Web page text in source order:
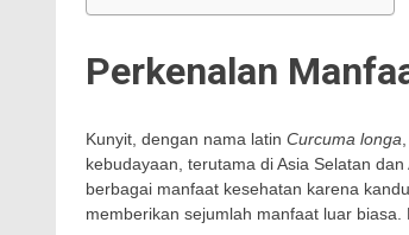
Perkenalan
Kunyit, dengan nama latin Curcuma longa
kebudayaan, terutama di Asia Selatan
berbagai manfaat kesehatan karena
memberikan sejumlah manfaat luar